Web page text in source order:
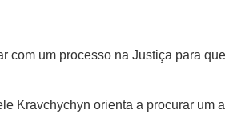
com um processo na Justiça para
Kravchychyn orienta a procurar um